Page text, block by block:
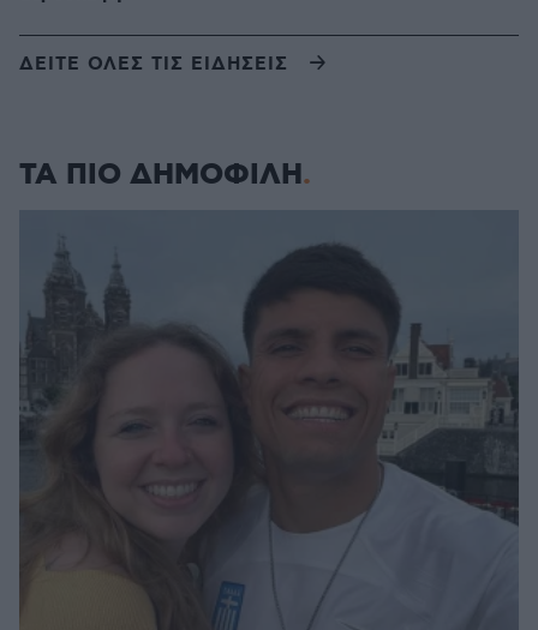
ΔΕΙΤΕ ΟΛΕΣ ΤΙΣ ΕΙΔΗΣΕΙΣ
ΤΑ ΠΙΟ ΔΗΜΟΦΙΛΗ